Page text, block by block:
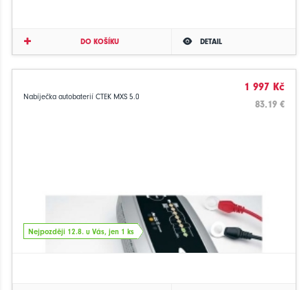
DO KOŠÍKU DETAIL
Nabíječka autobaterií CTEK MXS 5.0
1 997 Kč
83.19 €
Nejpozději 12.8. u Vás, jen 1 ks